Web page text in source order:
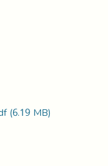
(6.19 MB)